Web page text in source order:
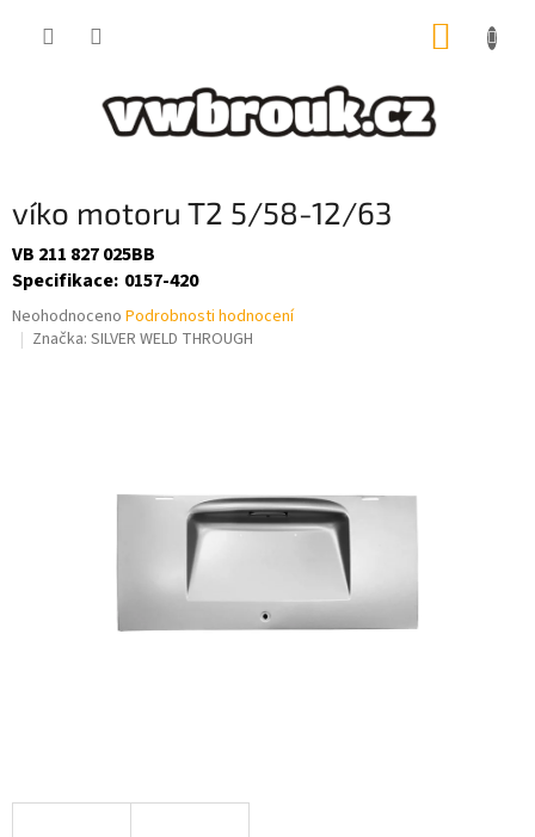
víko motoru T2 5/58-12/63
VB 211 827 025BB
Specifikace: 0157-420
Průměrné
hodnocení
Neohodnoceno Podrobnosti hodnocení
Značka: SILVER WELD THROUGH